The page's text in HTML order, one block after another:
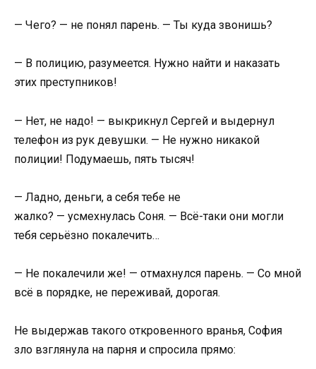
— Чего? — не понял парень. — Ты куда звонишь?
— В полицию, разумеется. Нужно найти и наказать
этих преступников!
— Нет, не надо! — выкрикнул Сергей и выдернул
телефон из рук девушки. — Не нужно никакой
полиции! Подумаешь, пять тысяч!
— Ладно, деньги, а себя тебе не
жалко? — усмехнулась Соня. — Всё-таки они могли
тебя серьёзно покалечить…
— Не покалечили же! — отмахнулся парень. — Со мной
всё в порядке, не переживай, дорогая.
Не выдержав такого откровенного вранья, София
зло взглянула на парня и спросила прямо: